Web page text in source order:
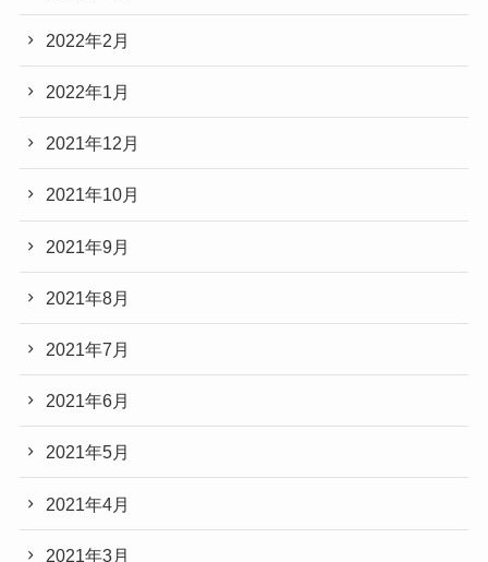
2022年2月
2022年1月
2021年12月
2021年10月
2021年9月
2021年8月
2021年7月
2021年6月
2021年5月
2021年4月
2021年3月